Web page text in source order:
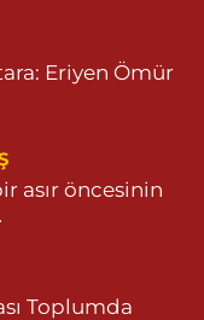
Eriyen Ömür
asır öncesinin
Toplumda